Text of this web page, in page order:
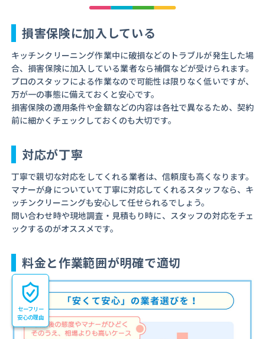
損害保険に加入している
キッチンクリーニング作業中に破損などのトラブルが発生した場
合、損害保険に加入している業者なら補償などが受けられます。
プロのスタッフによる作業なので可能性は限りなく低いですが、
万が一の事態に備えておくと安心です。
損害保険の適用条件や金額などの内容は各社で異なるため、契約
前に細かくチェックしておくのも大切です。
対応が丁寧
丁寧で親切な対応をしてくれる業者は、信頼度も高くなります。
マナーが身についていて丁寧に対応してくれるスタッフなら、キ
ッチンクリーニングも安心して任せられるでしょう。
問い合わせ時や現地調査・見積もり時に、スタッフの対応をチェ
ックするのがオススメです。
料金と作業範囲が明確で適切
セーフリー
安心の理由